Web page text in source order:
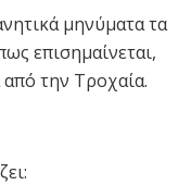
μηνύματα τα
επισημαίνεται,
την Τροχαία.